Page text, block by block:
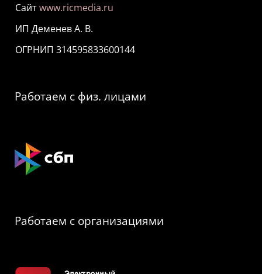
Сайтwww.ricmedia.ru
ИП Деменев А. В.
ОГРНИП 314595833600144
Работаем с физ. лицами
Работаем с организациями